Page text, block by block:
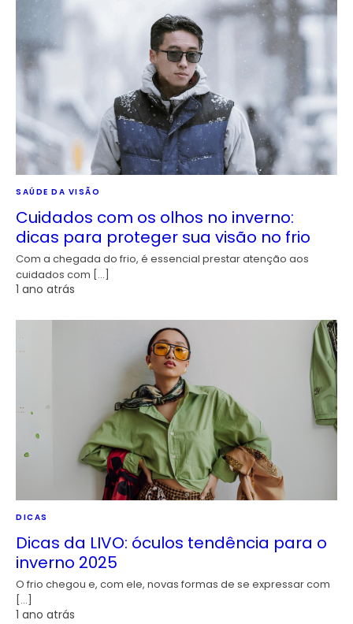
SAÚDE DA VISÃO
Cuidados com os olhos no inverno:
dicas para proteger sua visão no frio
Com a chegada do frio, é essencial prestar atenção aos
cuidados com […]
1 ano atrás
DICAS
Dicas da LIVO: óculos tendência para o
inverno 2025
O frio chegou e, com ele, novas formas de se expressar com
[…]
1 ano atrás